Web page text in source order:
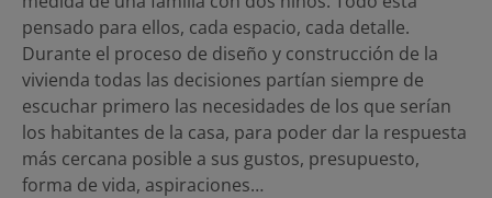
pensado para ellos, cada espacio, cada detalle.
Durante el proceso de diseño y construcción de la
vivienda todas las decisiones partían siempre de
escuchar primero las necesidades de los que serían
los habitantes de la casa, para poder dar la respuesta
más cercana posible a sus gustos, presupuesto,
forma de vida, aspiraciones…